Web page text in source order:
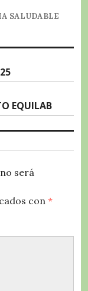
SALUDABLE
EQUILAB
será
con *